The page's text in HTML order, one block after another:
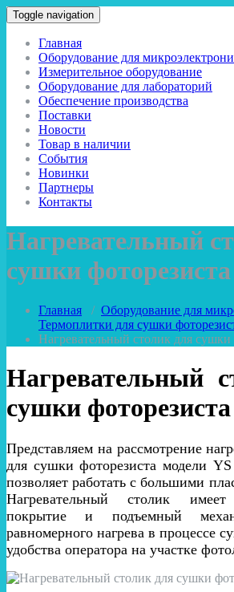
Toggle navigation
Главная
Оборудование для
Измерительное оборудование
Оборудование для лабораторий
Обеспечение производства
Поставки
Новости
Товар в наличии
События
Новинки
Партнеры
Контакты
Нагревательный
сушки фоторезиста
Главная / Оборудование для
Термоплитки для сушки
Нагревательный столик для сушки
Нагревательный
сушки фоторезиста
Представляем на рассмотрение
для сушки фоторезиста модели
позволяет работать с большими
Нагревательный столик имеет
покрытие и подъемный
равномерного нагрева в процессе
удобства оператора на участке